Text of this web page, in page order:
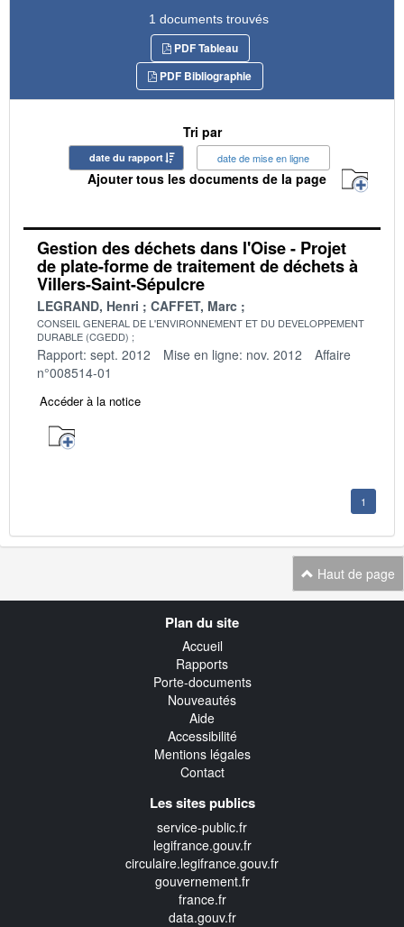
1 documents trouvés
PDF Tableau
PDF Bibliographie
Tri par
date du rapport date de mise en ligne
Ajouter tous les documents de la page
Gestion des déchets dans l'Oise - Projet
de plate-forme de traitement de déchets à
Villers-Saint-Sépulcre
LEGRAND, Henri CAFFET, Marc
CONSEIL GENERAL DE L'ENVIRONNEMENT ET DU DEVELOPPEMENT
DURABLE (CGEDD)
Rapport: sept. 2012 Mise en ligne: nov. 2012
Affaire
n°008514-01
Accéder à la notice
1
Haut de page
Plan du site
Accueil
Rapports
Porte-documents
Nouveautés
Aide
Accessibilité
Mentions légales
Contact
Les sites publics
service-public.fr
legifrance.gouv.fr
circulaire.legifrance.gouv.fr
gouvernement.fr
france.fr
data.gouv.fr